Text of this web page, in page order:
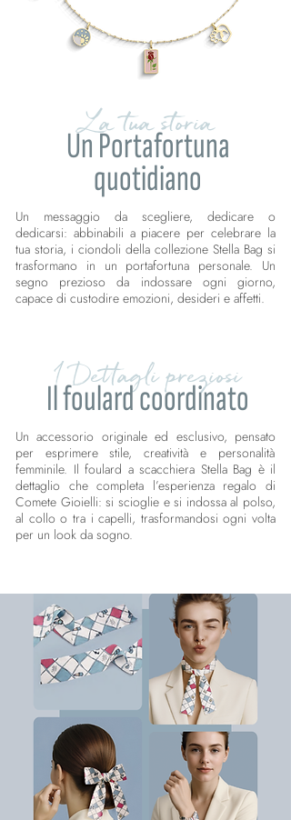
La tua storia
Un Portafortuna
quotidiano
Un messaggio da scegliere, dedicare o
dedicarsi: abbinabili a piacere per celebrare la
tua storia, i ciondoli della collezione Stella Bag si
trasformano in un portafortuna personale. Un
segno prezioso da indossare ogni giorno,
capace di custodire emozioni, desideri e affetti.
I Dettagli preziosi
Il foulard coordinato
Un accessorio originale ed esclusivo, pensato
per esprimere stile, creatività e personalità
femminile. Il foulard a scacchiera Stella Bag è il
dettaglio che completa l’esperienza regalo di
Comete Gioielli: si scioglie e si indossa al polso,
al collo o tra i capelli, trasformandosi ogni volta
per un look da sogno.